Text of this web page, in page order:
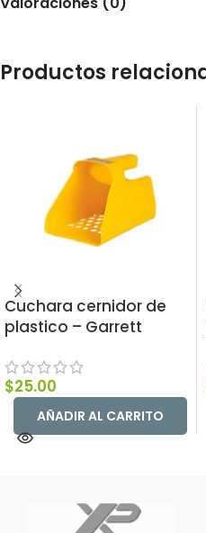
Productos
Cuchara cernidor de
plastico – Garrett
$25.00
AÑADIR AL CARRITO